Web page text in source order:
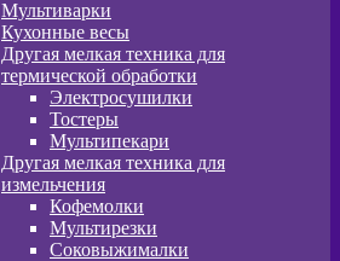
Мультиварки
Кухонные весы
Другая мелкая техника для
термической обработки
Электросушилки
Тостеры
Мультипекари
Другая мелкая техника для
измельчения
Кофемолки
Мультирезки
Соковыжималки